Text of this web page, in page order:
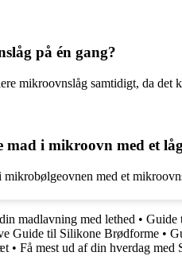
på én gang?
mikroovnslåg samtidigt, da det
i mikroovn med et
mikrobølgeovnen med et
madlavning med lethed • Guide
Guide til Silikone Brødforme •
• Få mest ud af din hverdag med